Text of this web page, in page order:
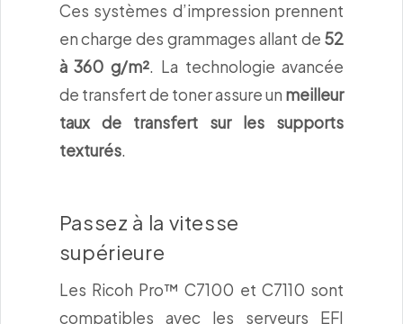
Ces systèmes d’impression prennent
en charge des grammages allant de 52
à 360 g/m². La technologie avancée
de transfert de toner assure un meilleur
taux de transfert sur les supports
texturés.
Passez à la vitesse
supérieure
Les Ricoh Pro™ C7100 et C7110 sont
compatibles avec les serveurs EFI